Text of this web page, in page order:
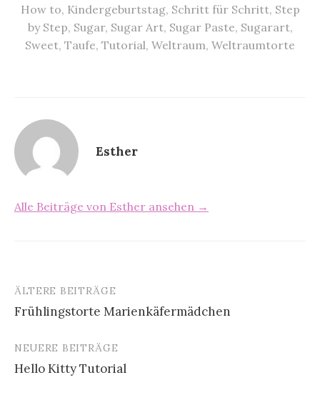
How to, Kindergeburtstag, Schritt für Schritt, Step
by Step, Sugar, Sugar Art, Sugar Paste, Sugarart,
Sweet, Taufe, Tutorial, Weltraum, Weltraumtorte
Esther
Alle Beiträge von Esther ansehen →
e
ÄLTERE BEITRÄGE
Frühlingstorte Marienkäfermädchen
NEUERE BEITRÄGE
Hello Kitty Tutorial